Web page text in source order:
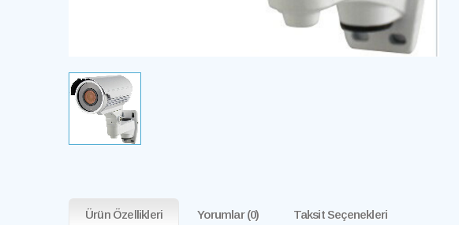
Ürün Özellikleri Yorumlar(0) Taksit Seçenekleri